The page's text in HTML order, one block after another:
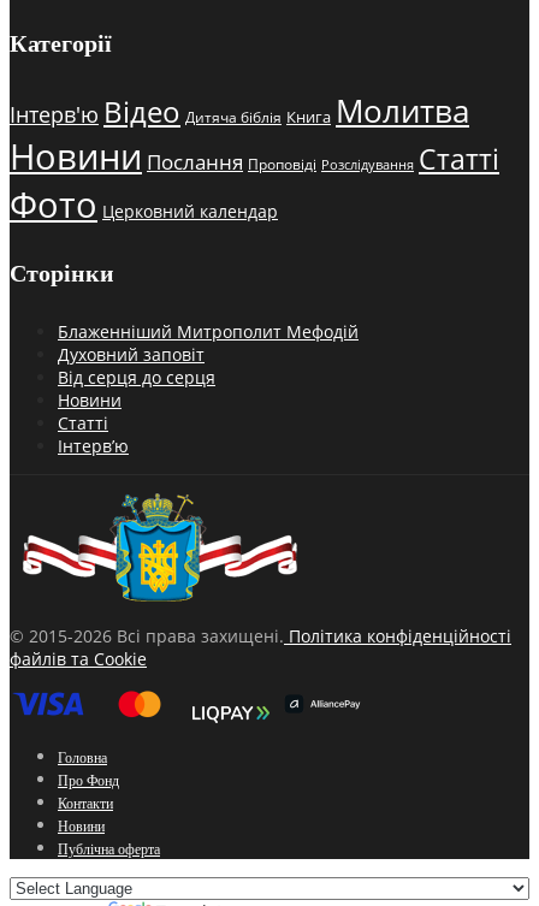
Категорії
Інтерв'ю Відео Дитяча біблія Книга Молитва
Новини Послання Проповіді Розслідування Статті
Фото Церковний календар
Сторінки
Блаженніший Митрополит Мефодій
Духовний заповіт
Від серця до серця
Новини
Статті
Інтерв’ю
© 2015-2026 Всі права захищені. Політика конфіденційності
файлів та Cookie
Головна
Про Фонд
Контакти
Новини
Публічна оферта